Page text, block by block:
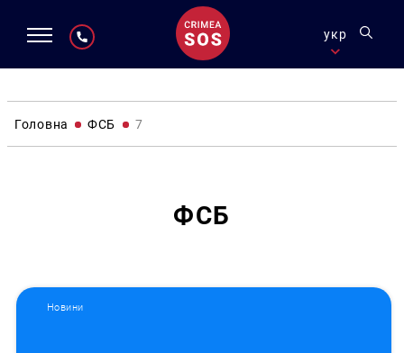
укр
Головна ФСБ 7
ФСБ
Новини